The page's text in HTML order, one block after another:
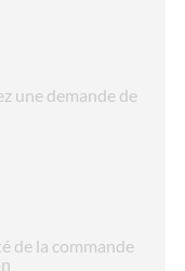
une demande de
de la commande